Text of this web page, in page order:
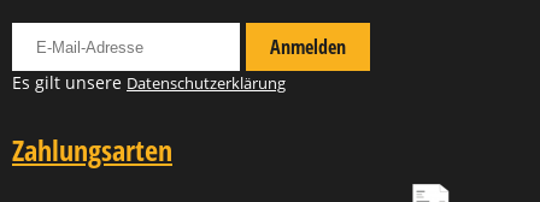
Anmelden
Es gilt unsere Datenschutzerklärung
Zahlungsarten